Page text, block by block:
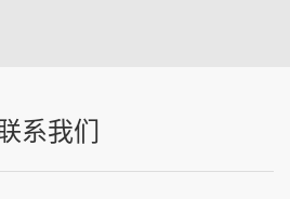
系我们